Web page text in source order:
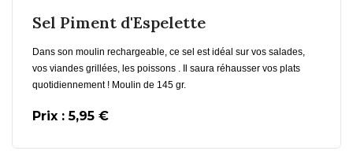
Sel Piment d'Espelette
Dans son moulin rechargeable, ce sel est idéal sur vos salades,
vos viandes grillées, les poissons . Il saura réhausser vos plats
quotidiennement ! Moulin de 145 gr.
Prix : 5,95 €